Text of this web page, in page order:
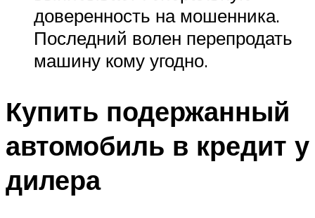
доверенность на мошенника.
Последний волен перепродать
машину кому угодно.
Купить подержанный
автомобиль в кредит у
дилера